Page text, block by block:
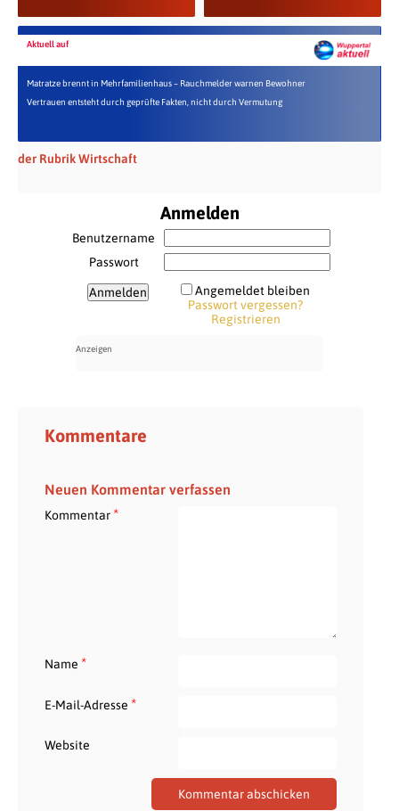
Aktuell auf
Matratze brennt in Mehrfamilienhaus – Rauchmelder warnen Bewohner
Vertrauen entsteht durch geprüfte Fakten, nicht durch Vermutung
der Rubrik Wirtschaft
Anmelden
Benutzername
Passwort
Angemeldet bleiben
Passwort vergessen?
Registrieren
Kommentare
Neuen Kommentar verfassen
Kommentar*
Name *
E-Mail-Adresse *
Website